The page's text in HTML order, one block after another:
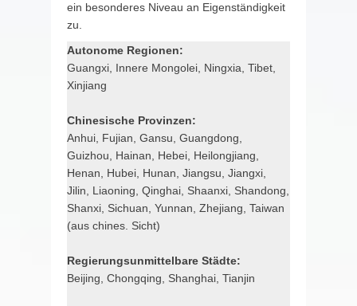
ein besonderes Niveau an Eigenständigkeit
zu.
Autonome Regionen:
Guangxi, Innere Mongolei, Ningxia, Tibet,
Xinjiang
Chinesische Provinzen:
Anhui, Fujian, Gansu, Guangdong,
Guizhou, Hainan, Hebei, Heilongjiang,
Henan, Hubei, Hunan, Jiangsu, Jiangxi,
Jilin, Liaoning, Qinghai, Shaanxi, Shandong,
Shanxi, Sichuan, Yunnan, Zhejiang, Taiwan
(aus chines. Sicht)
Regierungsunmittelbare Städte:
Beijing, Chongqing, Shanghai, Tianjin